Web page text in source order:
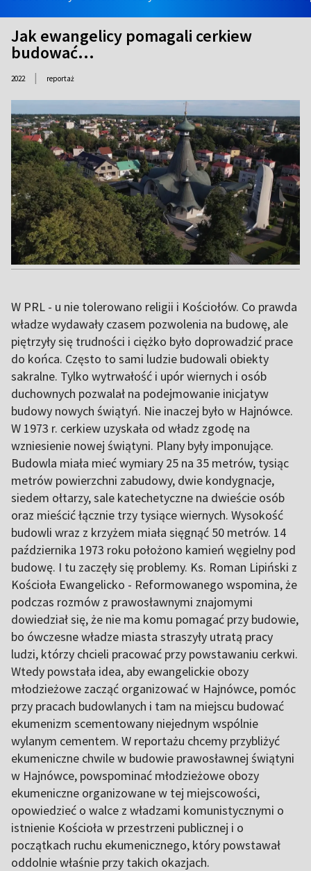
Jak ewangelicy pomagali cerkiew
budować...
2022 | reportaż
W PRL - u nie tolerowano religii i Kościołów. Co prawda
władze wydawały czasem pozwolenia na budowę, ale
piętrzyły się trudności i ciężko było doprowadzić prace
do końca. Często to sami ludzie budowali obiekty
sakralne. Tylko wytrwałość i upór wiernych i osób
duchownych pozwalał na podejmowanie inicjatyw
budowy nowych świątyń. Nie inaczej było w Hajnówce.
W 1973 r. cerkiew uzyskała od władz zgodę na
wzniesienie nowej świątyni. Plany były imponujące.
Budowla miała mieć wymiary 25 na 35 metrów, tysiąc
metrów powierzchni zabudowy, dwie kondygnacje,
siedem ołtarzy, sale katechetyczne na dwieście osób
oraz mieścić łącznie trzy tysiące wiernych. Wysokość
budowli wraz z krzyżem miała sięgnąć 50 metrów. 14
października 1973 roku położono kamień węgielny pod
budowę. I tu zaczęły się problemy. Ks. Roman Lipiński z
Kościoła Ewangelicko - Reformowanego wspomina, że
podczas rozmów z prawosławnymi znajomymi
dowiedział się, że nie ma komu pomagać przy budowie,
bo ówczesne władze miasta straszyły utratą pracy
ludzi, którzy chcieli pracować przy powstawaniu cerkwi.
Wtedy powstała idea, aby ewangelickie obozy
młodzieżowe zacząć organizować w Hajnówce, pomóc
przy pracach budowlanych i tam na miejscu budować
ekumenizm scementowany niejednym wspólnie
wylanym cementem. W reportażu chcemy przybliżyć
ekumeniczne chwile w budowie prawosławnej świątyni
w Hajnówce, powspominać młodzieżowe obozy
ekumeniczne organizowane w tej miejscowości,
opowiedzieć o walce z władzami komunistycznymi o
istnienie Kościoła w przestrzeni publicznej i o
początkach ruchu ekumenicznego, który powstawał
oddolnie właśnie przy takich okazjach.